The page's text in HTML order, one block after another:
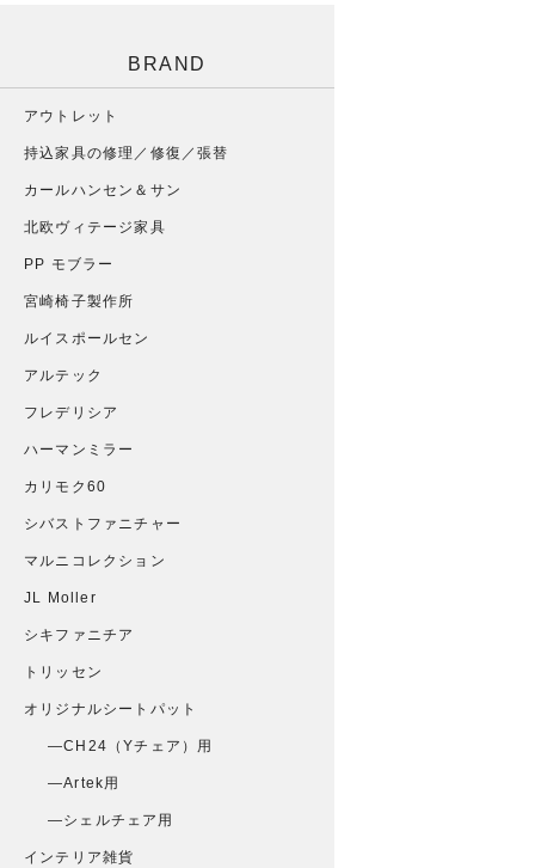
BRAND
アウトレット
持込家具の修理／修復／張替
カールハンセン＆サン
北欧ヴィテージ家具
PP モブラー
宮崎椅子製作所
ルイスポールセン
アルテック
フレデリシア
ハーマンミラー
カリモク60
シバストファニチャー
マルニコレクション
JL Moller
シキファニチア
トリッセン
オリジナルシートパット
CH24（Yチェア）用
Artek用
シェルチェア用
インテリア雑貨